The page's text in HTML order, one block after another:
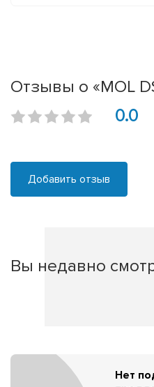
Отзывы о «MOL
0.0
Добавить отзыв
Вы недавно
Нет